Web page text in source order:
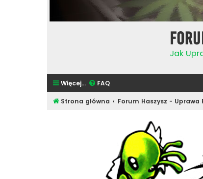
Jak
Więcej… FAQ
Strona główna Forum Haszysz - Uprawa